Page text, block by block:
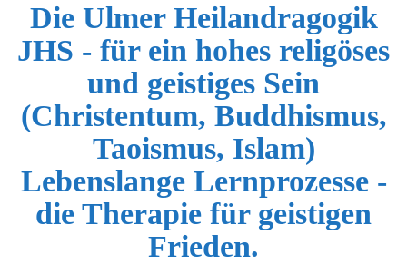
Die Ulmer Heilandragogik
JHS - für ein hohes religöses
und geistiges Sein
(Christentum, Buddhismus,
Taoismus, Islam)
Lebenslange Lernprozesse -
die Therapie für geistigen
Frieden.